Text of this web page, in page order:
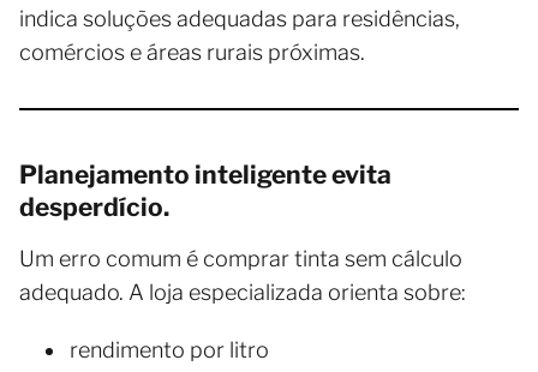
indica soluções adequadas para residências,
comércios e áreas rurais próximas.
Planejamento inteligente evita
desperdício.
Um erro comum é comprar tinta sem cálculo
adequado. A loja especializada orienta sobre:
rendimento por litro